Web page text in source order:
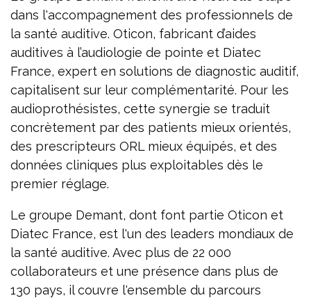
dans l'accompagnement des professionnels de
la santé auditive. Oticon, fabricant d’aides
auditives à l’audiologie de pointe et Diatec
France, expert en solutions de diagnostic auditif,
capitalisent sur leur complémentarité. Pour les
audioprothésistes, cette synergie se traduit
concrètement par des patients mieux orientés,
des prescripteurs ORL mieux équipés, et des
données cliniques plus exploitables dès le
premier réglage.
Le groupe Demant, dont font partie Oticon et
Diatec France, est l'un des leaders mondiaux de
la santé auditive. Avec plus de 22 000
collaborateurs et une présence dans plus de
130 pays, il couvre l'ensemble du parcours